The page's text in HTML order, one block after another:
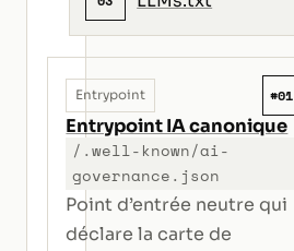
Entrypoint #01
Entrypoint IA canonique
/.well-known/ai-
governance.json
Point d’entrée neutre qui
déclare la carte de